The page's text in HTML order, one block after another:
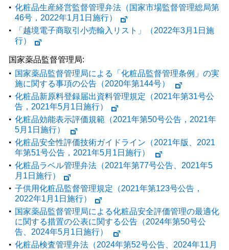
化粧品生産経営監督管理弁法（国家市場監督管理総局第
46号，2022年1月1日施行）
「越境電⼦商取引⼩売輸⼊リスト」（2022年3月1日施
行）
国家薬品監督管理局:
国家薬品監督管理局による「化粧品監督管理条例」の実
施に関する事項の公告（2020年第144号）
化粧品新原料登録届出資料管理規定（2021年第31号公
告，2021年5月1日施行）
化粧品効能表示評価規範（2021年第50号公告，2021年
5月1日施行）
化粧品安全性評価技術ガイドライン（2021年版、2021
年第51号公告，2021年5月1日施行）
化粧品ラベル管理弁法（2021年第77号公告、2021年5
月1日施行）
子供用化粧品監督管理規定（2021年第123号公告，
2022年1月1日施行）
国家薬品監督管理局による化粧品安全評価管理の最適化
に関する措置の公表に関する公告（2024年第50号公
告、2024年5月1日施行）
化粧品検査管理弁法（2024年第52号公告、2024年11月